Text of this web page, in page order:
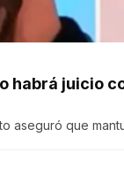
habrá juicio
aseguró que